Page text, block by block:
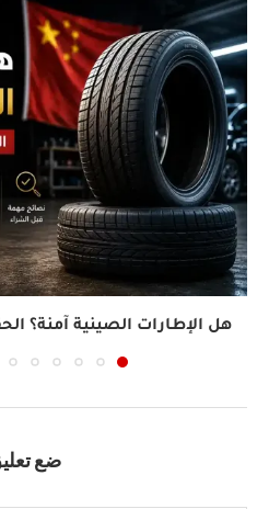
هل الإطارات الصينية آمنة؟
ضع